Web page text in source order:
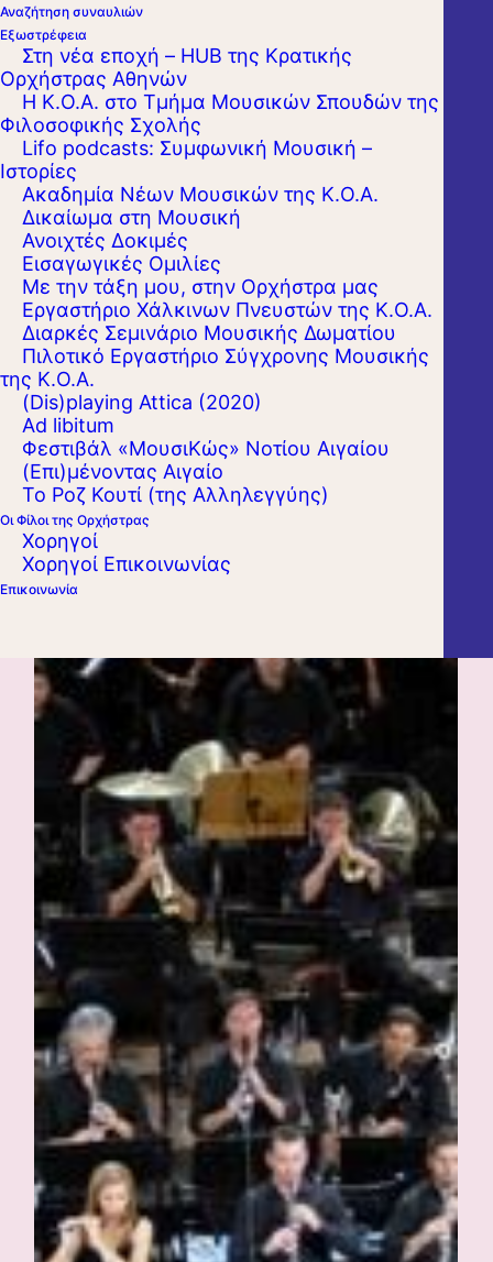
Αναζήτηση συναυλιών
Εξωστρέφεια
Στη νέα εποχή – HUB της Κρατικής
Ορχήστρας Αθηνών
Η Κ.Ο.Α. στο Τμήμα Μουσικών Σπουδών της
Φιλοσοφικής Σχολής
Lifo podcasts: Συμφωνική Μουσική –
Ιστορίες
Ακαδημία Νέων Μουσικών της Κ.Ο.Α.
Δικαίωμα στη Μουσική
Ανοιχτές Δοκιμές
Εισαγωγικές Ομιλίες
Με την τάξη μου, στην Ορχήστρα μας
Εργαστήριo Χάλκινων Πνευστών της Κ.Ο.Α.
Διαρκές Σεμινάριο Μουσικής Δωματίου
Πιλοτικό Εργαστήριο Σύγχρονης Μουσικής
της Κ.Ο.Α.
(Dis)playing Attica (2020)
Ad libitum
Φεστιβάλ «ΜουσιΚώς» Νοτίου Αιγαίου
(Επι)μένοντας Αιγαίο
Το Ροζ Κουτί (της Αλληλεγγύης)
Οι Φίλοι της Ορχήστρας
Χορηγοί
Χορηγοί Επικοινωνίας
Επικοινωνία